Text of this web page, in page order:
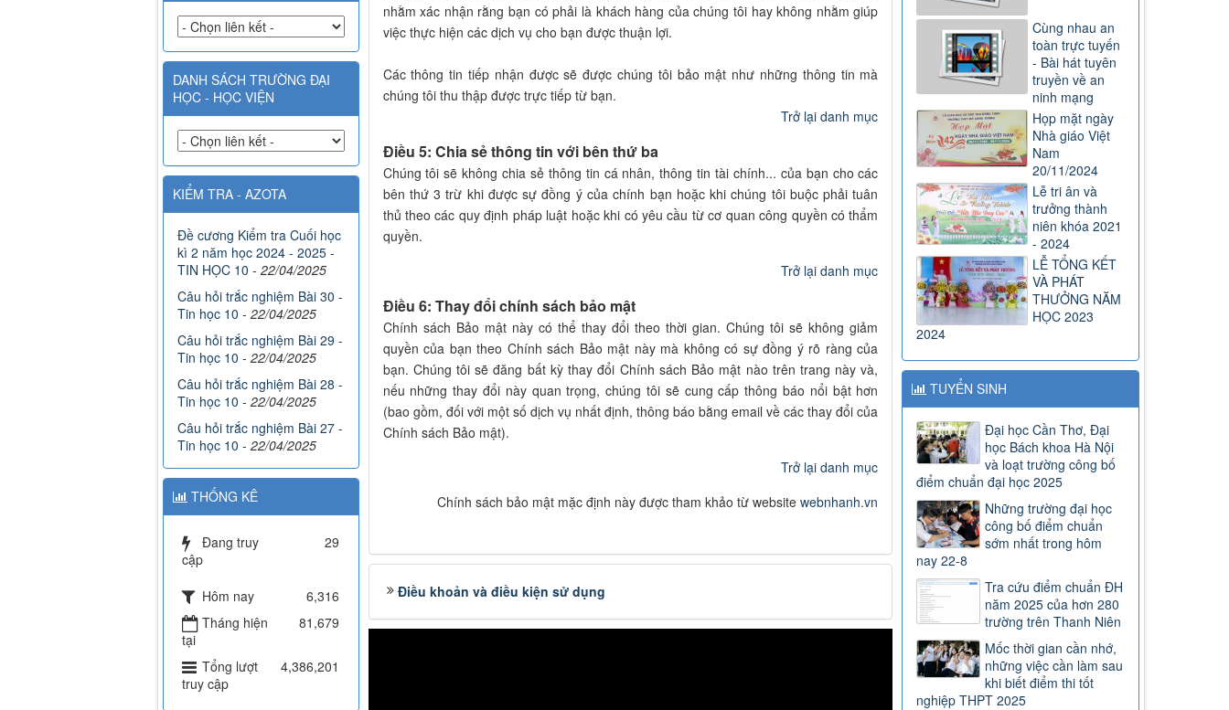
nhằm xác nhận rằng bạn có phải là khách hàng của chúng tôi hay không nhằm giúp
việc thực hiện các dịch vụ cho bạn được thuận lợi.
Các thông tin tiếp nhận được sẽ được chúng tôi bảo mật như những thông tin mà
chúng tôi thu thập được trực tiếp từ bạn.
Trở lại danh mục
Điều 5: Chia sẻ thông tin với bên thứ ba
Chúng tôi sẽ không chia sẻ thông tin cá nhân, thông tin tài chính... của bạn cho các
bên thứ 3 trừ khi được sự đồng ý của chính bạn hoặc khi chúng tôi buộc phải tuân
thủ theo các quy định pháp luật hoặc khi có yêu cầu từ cơ quan công quyền có thẩm
quyền.
Trở lại danh mục
Điều 6: Thay đổi chính sách bảo mật
Chính sách Bảo mật này có thể thay đổi theo thời gian. Chúng tôi sẽ không giảm
quyền của bạn theo Chính sách Bảo mật này mà không có sự đồng ý rõ ràng của
bạn. Chúng tôi sẽ đăng bất kỳ thay đổi Chính sách Bảo mật nào trên trang này và,
nếu những thay đổi này quan trọng, chúng tôi sẽ cung cấp thông báo nổi bật hơn
(bao gồm, đối với một số dịch vụ nhất định, thông báo bằng email về các thay đổi của
Chính sách Bảo mật).
Trở lại danh mục
Chính sách bảo mật mặc định này được tham khảo từ websitewebnhanh.vn
Điều khoản và điều kiện sử dụng
Cùng nhau an
toàn trực tuyến
- Bài hát tuyên
truyền về an
ninh mạng
Họp mặt ngày
Nhà giáo Việt
Nam
20/11/2024
Lễ tri ân và
trưởng thành
niên khóa 2021
- 2024
LỄ TỔNG KẾT
VÀ PHÁT
THƯỞNG NĂM
HỌC 2023
2024
TUYỂN SINH
Đại học Cần Thơ, Đại
học Bách khoa Hà Nội
và loạt trường công bố
điểm chuẩn đại học 2025
Những trường đại học
công bố điểm chuẩn
sớm nhất trong hôm
nay 22-8
Tra cứu điểm chuẩn ĐH
năm 2025 của hơn 280
trường trên Thanh Niên
Mốc thời gian cần nhớ,
những việc cần làm sau
khi biết điểm thi tốt
nghiệp THPT 2025
DANH SÁCH TRƯỜNG ĐẠI
HỌC - HỌC VIỆN
KIỂM TRA - AZOTA
Đề cương Kiểm tra Cuối học
kì 2 năm học 2024 - 2025 -
TIN HỌC 10 - 22/04/2025
Câu hỏi trắc nghiệm Bài 30 -
Tin học 10 - 22/04/2025
Câu hỏi trắc nghiệm Bài 29 -
Tin học 10 - 22/04/2025
Câu hỏi trắc nghiệm Bài 28 -
Tin học 10 - 22/04/2025
Câu hỏi trắc nghiệm Bài 27 -
Tin học 10 - 22/04/2025
THỐNG KÊ
Đang truy
cập
29
Hôm nay
6,316
Tháng hiện
tại
81,679
Tổng lượt
truy cập
4,386,201